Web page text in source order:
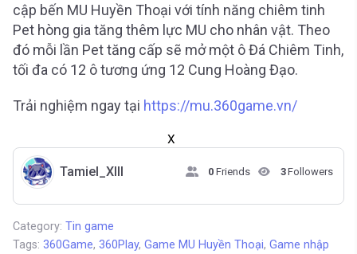
cập bến MU Huyền Thoại với tính năng chiêm tinh
Pet hòng gia tăng thêm lực MU cho nhân vật. Theo
đó mỗi lần Pet tăng cấp sẽ mở một ô Đá Chiêm Tinh,
tối đa có 12 ô tương ứng 12 Cung Hoàng Đạo.
Trải nghiệm ngay tại https://mu.360game.vn/
X
Tamiel_XIII 0 Friends 3Followers
Category: Tin game
Tags: 360Game, 360Play, Game MU Huyền Thoại, Game nhập